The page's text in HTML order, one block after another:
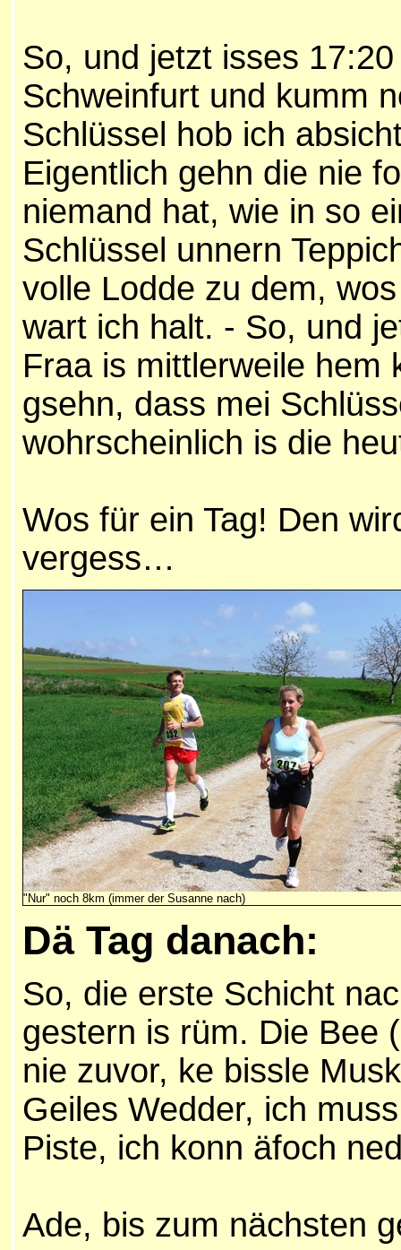
So, und jetzt isses
Schweinfurt und kumm
Schlüssel hob ich
Eigentlich gehn die nie
niemand hat, wie in so
Schlüssel unnern
volle Lodde zu dem,
wart ich halt. - So, und
Fraa is mittlerweile hem
gsehn, dass mei
wohrscheinlich is die
Wos für ein Tag! Den
vergess…
"Nur" noch 8km (immer der Susanne nach)
Dä Tag danach:
So, die erste Schicht
gestern is rüm. Die Bee
nie zuvor, ke bissle
Geiles Wedder, ich
Piste, ich konn äfoch
Ade, bis zum nächsten